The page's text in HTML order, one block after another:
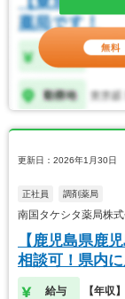
更新日：2026年1月30日
正社員 調剤薬局
南国タケシタ薬局株
【鹿児島県鹿
相談可！県内
給与 【年収